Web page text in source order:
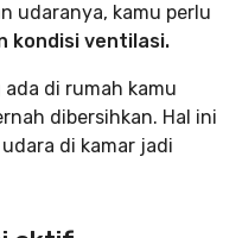
udaranya, kamu perlu
kondisi ventilasi.
di rumah kamu
dibersihkan. Hal ini
di kamar jadi